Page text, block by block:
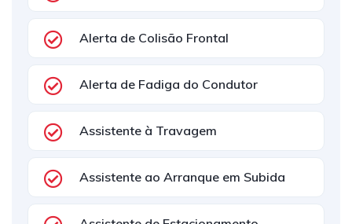
Alerta de Colisão Frontal
Alerta de Fadiga do Condutor
Assistente à Travagem
Assistente ao Arranque em Subida